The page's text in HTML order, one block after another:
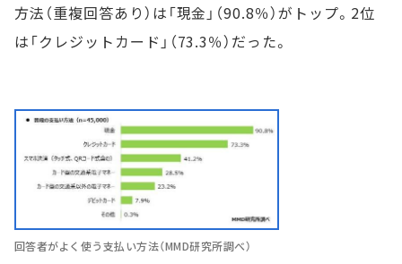
方法（重複回答あり）は「現金」（90.8％）がトップ。2位
は「クレジットカード」（73.3％）だった。
回答者がよく使う支払い方法（MMD研究所調べ）